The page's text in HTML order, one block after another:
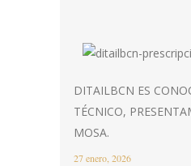
DITAILBCN ES
TÉCNICO,
MOSA.
27 enero, 2026